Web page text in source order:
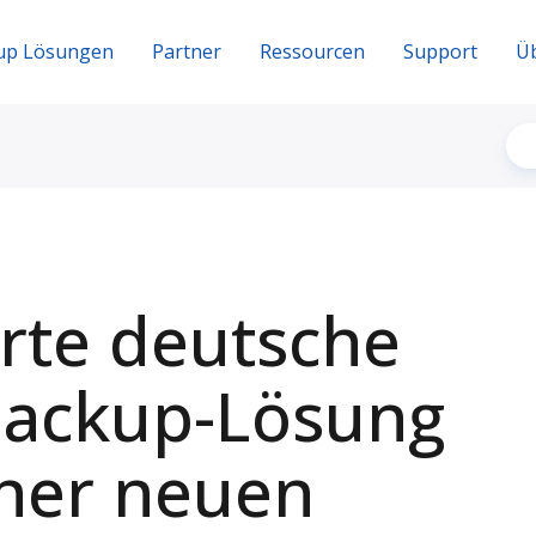
Lösungen Partner Ressourcen Support
deutsche
Lösung
neuen